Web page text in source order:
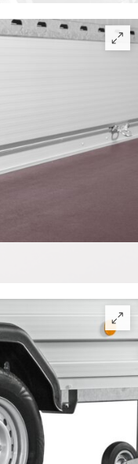
TÜV-zertifizierte 600
(vertikal, längs
ohne Hindernisse
Tieflader-Modellen